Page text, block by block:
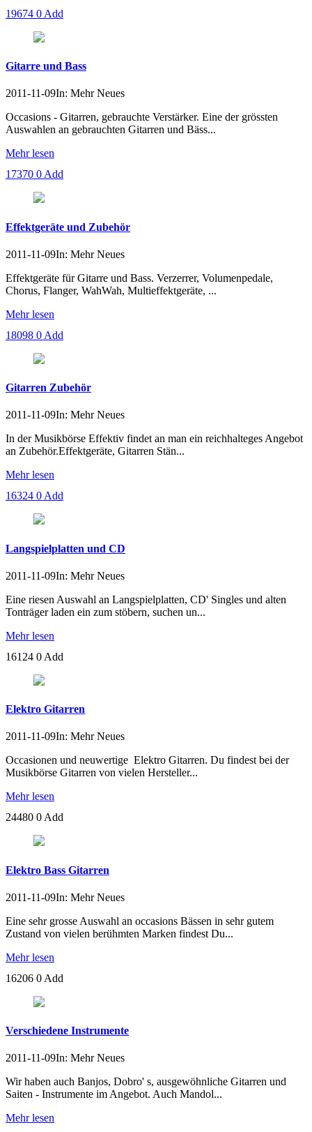
19674 0 Add
Gitarre und Bass
2011-11-09In: Mehr Neues
Occasions - Gitarren, gebrauchte Verstärker. Eine der grössten
Auswahlen an gebrauchten Gitarren und Bäss...
Mehr lesen
17370 0 Add
Effektgeräte und Zubehör
2011-11-09In: Mehr Neues
Effektgeräte für Gitarre und Bass. Verzerrer, Volumenpedale,
Chorus, Flanger, WahWah, Multieffektgeräte, ...
Mehr lesen
18098 0 Add
Gitarren Zubehör
2011-11-09In: Mehr Neues
In der Musikbörse Effektiv findet an man ein reichhalteges Angebot
an Zubehör.Effektgeräte, Gitarren Stän...
Mehr lesen
16324 0 Add
Langspielplatten und CD
2011-11-09In: Mehr Neues
Eine riesen Auswahl an Langspielplatten, CD' Singles und alten
Tonträger laden ein zum stöbern, suchen un...
Mehr lesen
16124 0 Add
Elektro Gitarren
2011-11-09In: Mehr Neues
Occasionen und neuwertige Elektro Gitarren. Du findest bei der
Musikbörse Gitarren von vielen Hersteller...
Mehr lesen
24480 0Add
Elektro Bass Gitarren
2011-11-09In: Mehr Neues
Eine sehr grosse Auswahl an occasions Bässen in sehr gutem
Zustand von vielen berühmten Marken findest Du...
Mehr lesen
16206 0 Add
Verschiedene Instrumente
2011-11-09In: Mehr Neues
Wir haben auch Banjos, Dobro' s, ausgewöhnliche Gitarren und
Saiten - Instrumente im Angebot. Auch Mandol...
Mehr lesen